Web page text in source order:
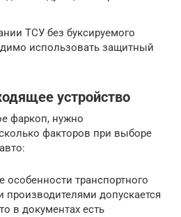
ТСУ без буксируемого
использовать защитный
устройство
фаркоп, нужно
факторов при выборе
особенности транспортного
производителями допускается
в документах есть